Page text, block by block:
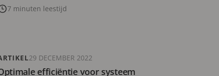
7 minuten leestijd
efficiëntie voor systeem
29 DECEMBER 2022